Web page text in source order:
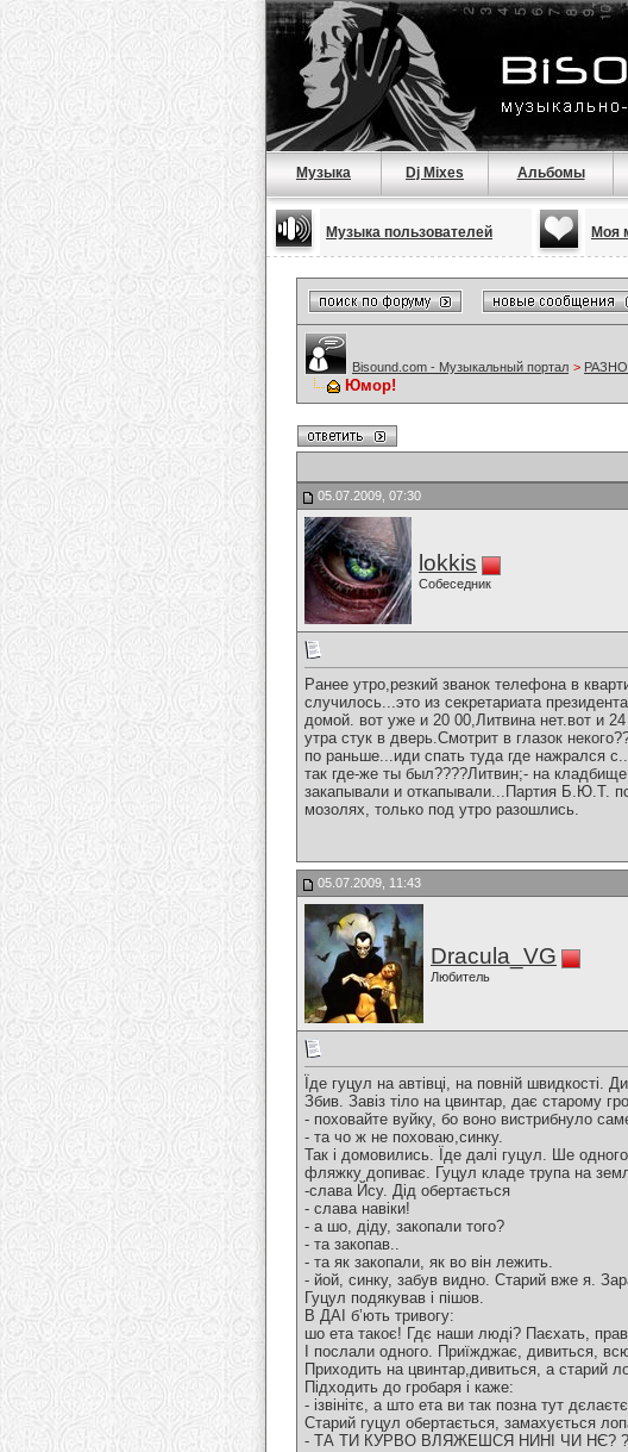
Музыка Dj Mixes Альбомы
Музыка пользователей Моя
Bisound.com - Музыкальный портал >
Юмор!
05.07.2009, 07:30
lokkis
Собеседник
Ранее утро,резкий званок телефона в
случилось...это из секретариата
домой. вот уже и 20 00,Литвина нет.вот и
утра стук в дверь.Смотрит в глазок
по раньше...иди спать туда где нажрался
так где-же ты был????Литвин;- на
закапывали и откапывали...Партия Б.Ю.Т.
мозолях, только под утро разошлись.
05.07.2009, 11:43
Dracula_VG
Любитель
Їде гуцул на автівці, на повній
Збив. Завіз тіло на цвинтар, дає старому
- поховайте вуйку, бо воно вистрибнуло
- та чо ж не поховаю,синку.
Так і домовились. Їде далі гуцул. Ше
фляжку допиває. Гуцул кладе трупа на
-слава Йсу. Дід обертається
- слава навіки!
- а шо, діду, закопали того?
- та закопав..
- та як закопали, як во він лежить.
- йой, синку, забув видно. Старий вже я.
Гуцул подякував і пішов.
В ДАІ б’ють тривогу:
шо ета такоє! Гдє наши люді? Паєхать,
І послали одного. Приїжджає, дивиться,
Приходить на цвинтар,дивиться, а старий
Підходить до гробаря і каже:
- ізвінітє, а што ета ви так позна тут
Старий гуцул обертається, замахується
- ТА ТИ КУРВО ВЛЯЖЕШСЯ НИНІ ЧИ НЄ? ?